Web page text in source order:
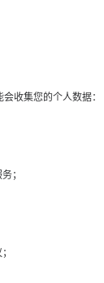
收集您的个人数据：
；